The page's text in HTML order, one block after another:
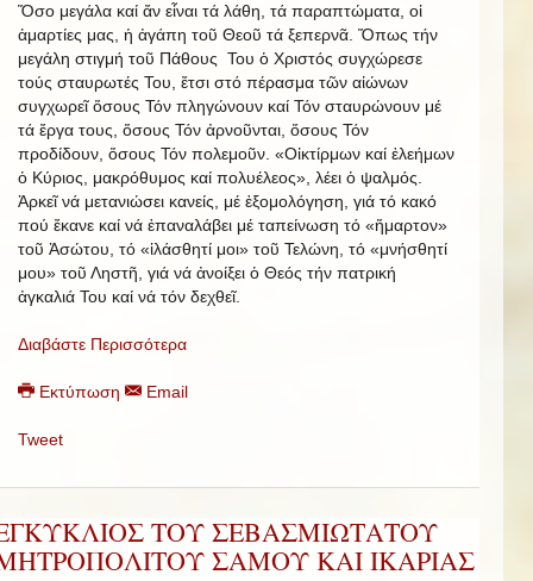
Ὅσο μεγάλα καί ἄν εἶναι τά λάθη, τά παραπτώματα, οἱ
ἁμαρτίες μας, ἡ ἀγάπη τοῦ Θεοῦ τά ξεπερνᾶ. Ὅπως τήν
μεγάλη στιγμή τοῦ Πάθους Του ὁ Χριστός συγχώρεσε
τούς σταυρωτές Του, ἔτσι στό πέρασμα τῶν αἰώνων
συγχωρεῖ ὅσους Τόν πληγώνουν καί Τόν σταυρώνουν μέ
τά ἔργα τους, ὅσους Τόν ἀρνοῦνται, ὅσους Τόν
προδίδουν, ὅσους Τόν πολεμοῦν. «Οἰκτίρμων καί ἐλεήμων
ὁ Κύριος, μακρόθυμος καί πολυέλεος», λέει ὁ ψαλμός.
Ἀρκεῖ νά μετανιώσει κανείς, μέ ἐξομολόγηση, γιά τό κακό
πού ἔκανε καί νά ἐπαναλάβει μέ ταπείνωση τό «ἥμαρτον»
τοῦ Ἀσώτου, τό «ἱλάσθητί μοι» τοῦ Τελώνη, τό «μνήσθητί
μου» τοῦ Ληστῆ, γιά νά ἀνοίξει ὁ Θεός τήν πατρική
ἀγκαλιά Του καί νά τόν δεχθεῖ.
Διαβάστε Περισσότερα
Εκτύπωση Email
Tweet
ΤΟΥ ΣΕΒΑΣΜΙΩΤΑΤΟΥ
ΣΑΜΟΥ ΚΑΙ ΙΚΑΡΙΑΣ